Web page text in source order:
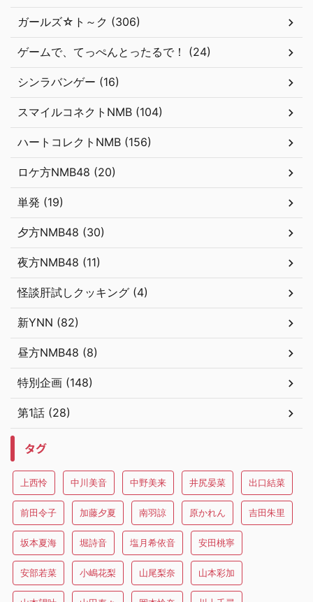
ガールズ☆ト～ク (306)
ゲームで、てっぺんとったるで！ (24)
シンラバンゲー (16)
スマイルコネクトNMB (104)
ハートコレクトNMB (156)
ロケ方NMB48 (20)
単発 (19)
夕方NMB48 (30)
夜方NMB48 (11)
怪談肝試しクッキング (4)
新YNN (82)
昼方NMB48 (8)
特別企画 (148)
第1話 (28)
タグ
上西怜 中川美音 中野美来 井尻晏菜 出口結菜
前田令子 加藤夕夏 南羽諒 原かれん 吉田朱里
坂本夏海 堀詩音 塩月希依音 安田桃寧
安部若菜 小嶋花梨 山尾梨奈 山本彩加